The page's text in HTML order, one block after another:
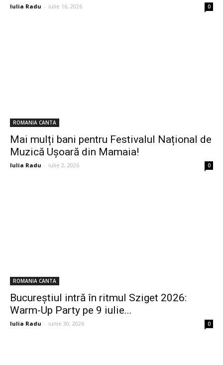
Iulia Radu - iulie 16, 2026 0
ROMANIA CANTA
Mai mulți bani pentru Festivalul Național de
Muzică Ușoară din Mamaia!
Iulia Radu - iulie 2, 2026 0
ROMANIA CANTA
Bucureștiul intră în ritmul Sziget 2026:
Warm-Up Party pe 9 iulie...
Iulia Radu - iunie 30, 2026 0